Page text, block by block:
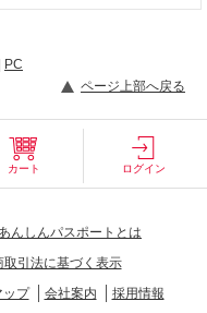
PC
ページ上部へ戻る
カート ログイン
あんしんパスポートとは
取引法に基づく表示
ップ 会社案内 採用情報